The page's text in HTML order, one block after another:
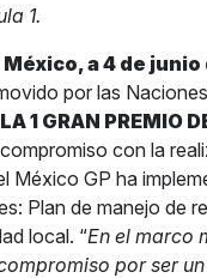
1.
a 4 de
por las
1 GRAN PREMIO
con la
México GP ha
Plan de manejo de
local. “En el marco
por ser